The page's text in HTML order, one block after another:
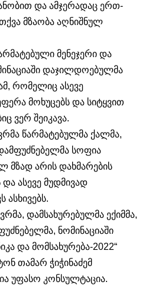
და ამჯერადაც ერთ-
მზაობა აღნიშნულ
მენეჯერი და
დაჯილდოებულმა
რომელიც ასევე
მოხუცებს და სიტყვით
ვერ შეიკავა.
წარმატებულმა ქალმა,
სოფია
მზად არის დახმარების
ასევე მუდმივად
ასხივებს.
დამსახურებულმა ექიმმა,
ნომინაციაში
და მომსახურება-2022“
თამარ ჭიჭინაძემ
უფასო კონსულტაცია.